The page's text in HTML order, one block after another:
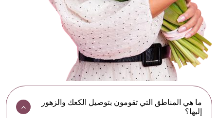
ما هي المناطق التي تقومون بتوصيل الكعك والزهور
إليها؟